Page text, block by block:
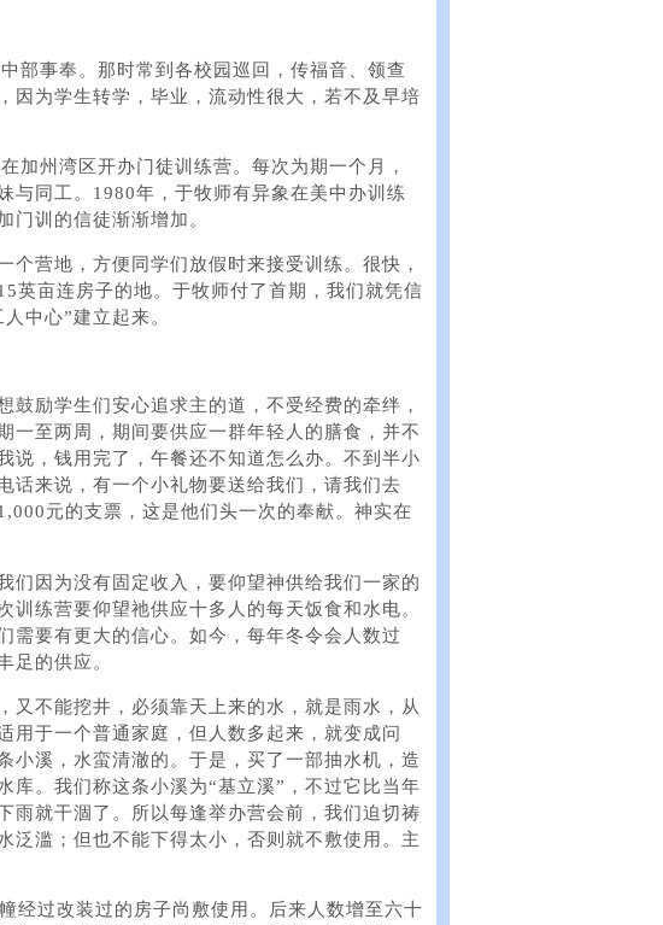
部事奉。那时常到各校园巡回，传福音、领查
因为学生转学，毕业，流动性很大，若不及早培
加州湾区开办门徒训练营。每次为期一个月，
与同工。1980年，于牧师有异象在美中办训练
门训的信徒渐渐增加。
个营地，方便同学们放假时来接受训练。很快，
英亩连房子的地。于牧师付了首期，我们就凭信
中心”建立起来。
鼓励学生们安心追求主的道，不受经费的牵绊，
一至两周，期间要供应一群年轻人的膳食，并不
说，钱用完了，午餐还不知道怎么办。不到半小
话来说，有一个小礼物要送给我们，请我们去
元的支票，这是他们头一次的奉献。神实在
们因为没有固定收入，要仰望神供给我们一家的
训练营要仰望祂供应十多人的每天饭食和水电。
需要有更大的信心。如今，每年冬令会人数过
足的供应。
又不能挖井，必须靠天上来的水，就是雨水，从
用于一个普通家庭，但人数多起来，就变成问
小溪，水蛮清澈的。于是，买了一部抽水机，造
库。我们称这条小溪为“基立溪​​”，不过它比当年
雨就干涸了。所以每逢举办营会前，我们迫切祷
泛滥；但也不能下得太小，否则就不敷使用。主
经过改装过的房子尚敷使用。后来人数增至六十